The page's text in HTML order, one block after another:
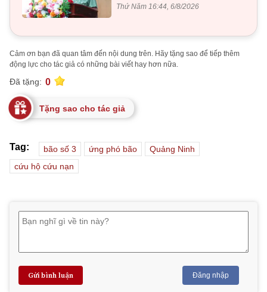
Thứ Năm 16:44, 6/8/2026
Cảm ơn bạn đã quan tâm đến nội dung trên. Hãy tặng sao để tiếp thêm
động lực cho tác giả có những bài viết hay hơn nữa.
Đã tặng: 0
Tặng sao cho tác giả
Tag: bão số 3 ứng phó bão
Quảng Ninh
cứu hộ cứu nạn
Gửi bình luận Đăng nhập